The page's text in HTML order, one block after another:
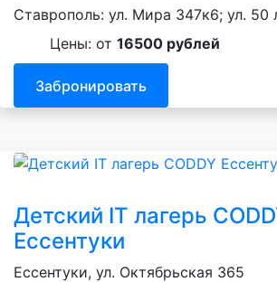
Ставрополь: ул. Мира 347к6; ул.
Цены: от 16500 рублей
Забронировать
Детский IT лагерь
Ессентуки
Ессентуки, ул. Октябрьская 365